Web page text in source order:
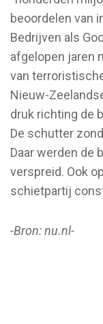
beoordelen van
Bedrijven als
afgelopen jaren
van
Nieuw-
druk richting de
De schutter
Daar werden de
verspreid. Ook
schietpartij
-Bron: nu.nl-